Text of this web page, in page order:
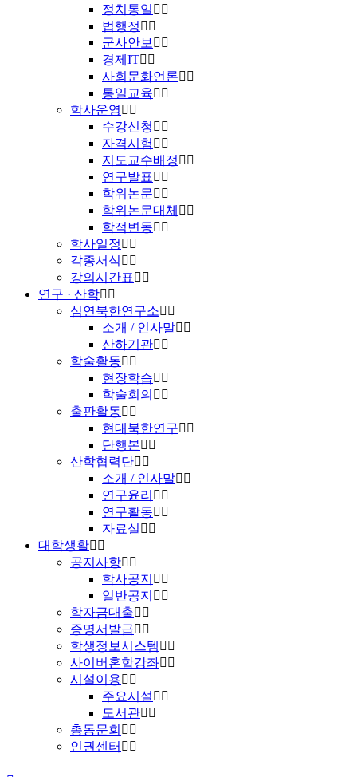
정치통일
법행정
군사안보
경제IT
사회문화언론
통일교육
학사운영
수강신청
자격시험
지도교수배정
연구발표
학위논문
학위논문대체
학적변동
학사일정
각종서식
강의시간표
연구 · 산학
심연북한연구소
소개 / 인사말
산하기관
학술활동
현장학습
학술회의
출판활동
현대북한연구
단행본
산학협력단
소개 / 인사말
연구윤리
연구활동
자료실
대학생활
공지사항
학사공지
일반공지
학자금대출
증명서발급
학생정보시스템
사이버혼합강좌
시설이용
주요시설
도서관
총동문회
인권센터